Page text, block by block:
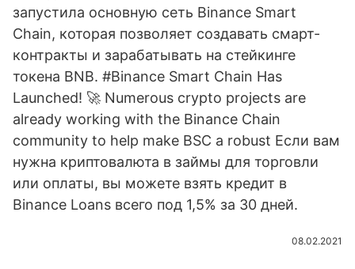
запустила основную сеть Binance Smart
Chain, которая позволяет создавать смарт-
контракты и зарабатывать на стейкинге
токена BNB. #Binance Smart Chain Has
Launched! 🚀 Numerous crypto projects are
already working with the Binance Chain
community to help make BSC a robust Если вам
нужна криптовалюта в займы для торговли
или оплаты, вы можете взять кредит в
Binance Loans всего под 1,5% за 30 дней.
08.02.2021